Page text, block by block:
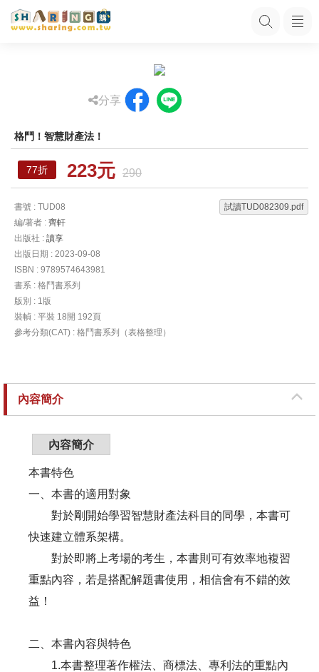
分享
格鬥！智慧財產法！
77折 223元 290
書號 : TUD08
編/著者 : 齊軒
出版社 : 讀享
出版日期 : 2023-09-08
ISBN : 9789574643981
書系 : 格鬥書系列
版別 : 1版
裝幀 : 平裝 18開 192頁
參考分類(CAT) : 格鬥書系列（表格整理）
試讀TUD082309.pdf
內容簡介
內容簡介
本書特色
一、本書的適用對象
對於剛開始學習智慧財產法科目的同學，本書可
快速建立體系架構。
對於即將上考場的考生，本書則可有效率地複習
重點內容，若是搭配解題書使用，相信會有不錯的效
益！
二、本書內容與特色
1.本書整理著作權法、商標法、專利法的重點內